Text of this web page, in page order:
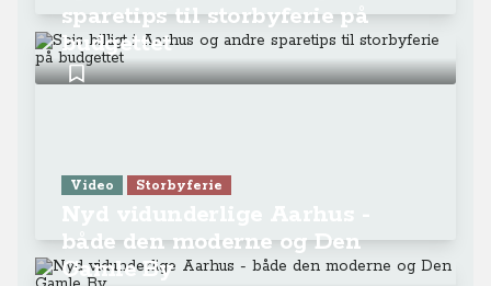
sparetips til storbyferie på
budgettet
Video Storbyferie
både den moderne og Den
Gamle By